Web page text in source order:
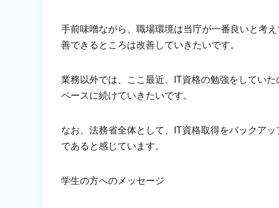
手前味噌ながら、職場環境は当庁が一番良いと考
善できるところは改善していきたいです。
業務以外では、ここ最近、IT資格の勉強をしてい
ペースに続けていきたいです。
なお、法務省全体として、IT資格取得をバックア
であると感じています。
学生の方へのメッセージ